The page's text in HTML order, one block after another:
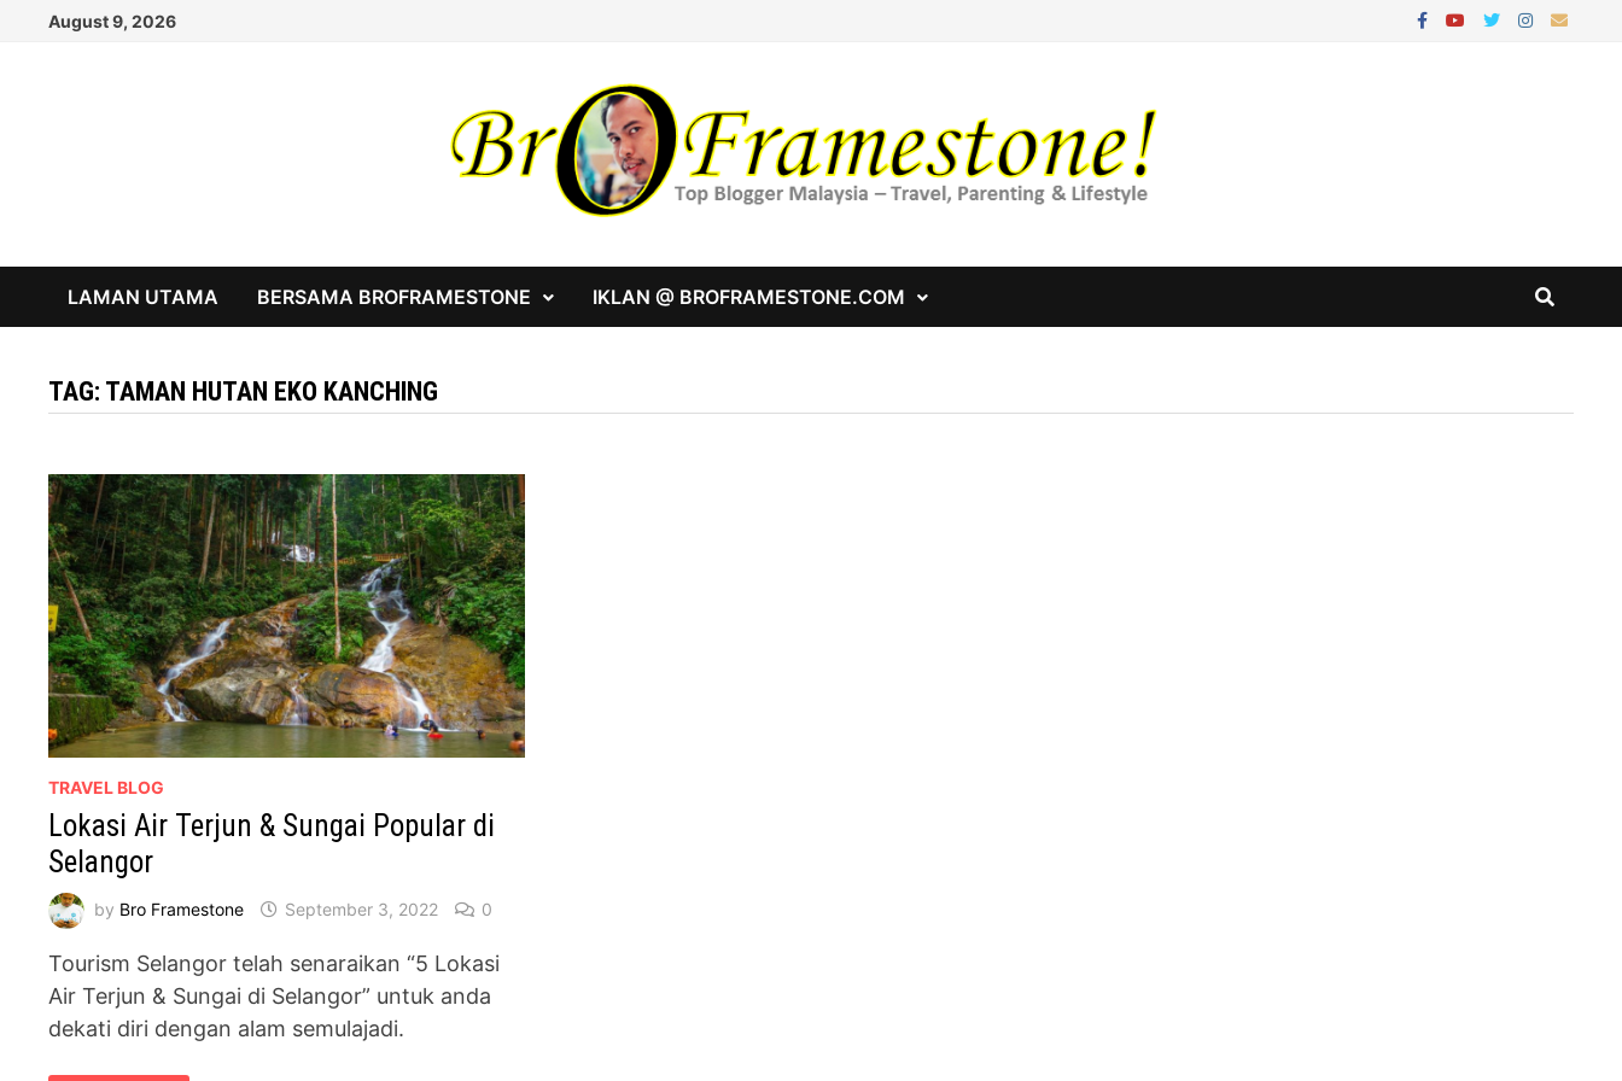
August 9, 2026
LAMAN UTAMA BERSAMA BROFRAMESTONE IKLAN @ BROFRAMESTONE.COM
TAG: TAMAN HUTAN EKO KANCHING
TRAVEL BLOG
Lokasi Air Terjun & Sungai Popular di
Selangor
by Bro Framestone September 3, 2022 0
Tourism Selangor telah senaraikan “5 Lokasi
Air Terjun & Sungai di Selangor” untuk anda
dekati diri dengan alam semulajadi.